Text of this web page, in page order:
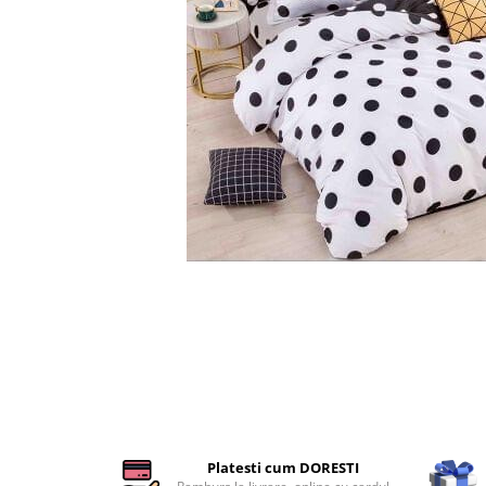
Lenjerii De Pat Creponate
Lenjerii De Pat Bumbac Poplin 2
Lenjerii De Pat Bumbac Poplin,
Lenjerii De Pat Bumbac Satinat 2
Lenjerii De Pat Volanase
Set Lenjerie De Pat Blana
Artificiala De Iepure, 6 Piese, 2
Platesti cum DORESTI